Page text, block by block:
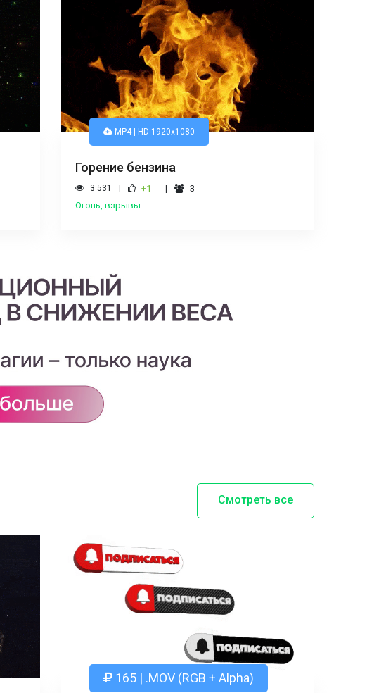
MP4 | HD 1920x1080
Горение бензина
3 531 +1
3
Огонь, взрывы
Смотреть все
165 | .MOV (RGB + Alpha)